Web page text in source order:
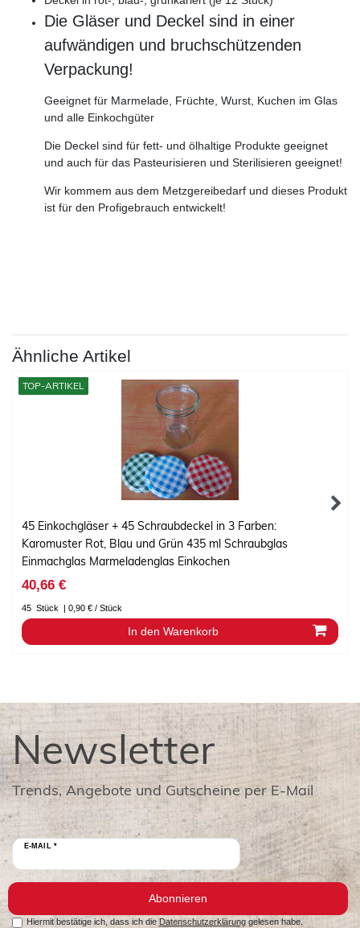
Die Gläser und Deckel sind in einer
aufwändigen und bruchschützenden
Verpackung!
Geeignet für Marmelade, Früchte, Wurst, Kuchen im Glas
und alle Einkochgüter
Die Deckel sind für fett- und ölhaltige Produkte geeignet
und auch für das Pasteurisieren und Sterilisieren geeignet!
Wir kommem aus dem Metzgereibedarf und dieses Produkt
ist für den Profigebrauch entwickelt!
Ähnliche Artikel
TOP-ARTIKEL
45 Einkochgläser + 45 Schraubdeckel in 3 Farben:
Karomuster Rot, Blau und Grün 435 ml Schraubglas
Einmachglas Marmeladenglas Einkochen
40,66 €
45 Stück | 0,90 € / Stück
In den Warenkorb
Newsletter
Trends, Angebote und Gutscheine per E-Mail
E-MAIL *
Abonnieren
Hiermit bestätige ich, dass ich die Datenschutzerklärunggelesen habe.